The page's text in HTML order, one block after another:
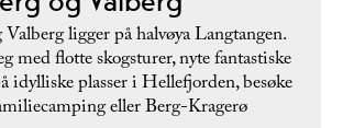
ligger på halvøya Langtangen.
med flotte skogsturer, nyte fantastiske
idylliske plasser i Hellefjorden, besøke
eller Berg-Kragerø